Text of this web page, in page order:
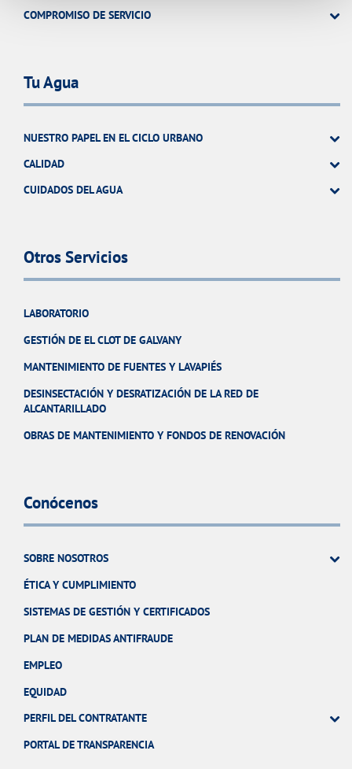
COMPROMISO DE SERVICIO
Tu Agua
NUESTRO PAPEL EN EL CICLO URBANO
CALIDAD
CUIDADOS DEL AGUA
Otros Servicios
LABORATORIO
GESTIÓN DE EL CLOT DE GALVANY
MANTENIMIENTO DE FUENTES Y LAVAPIÉS
DESINSECTACIÓN Y DESRATIZACIÓN DE LA RED DE
ALCANTARILLADO
OBRAS DE MANTENIMIENTO Y FONDOS DE RENOVACIÓN
Conócenos
SOBRE NOSOTROS
ÉTICA Y CUMPLIMIENTO
SISTEMAS DE GESTIÓN Y CERTIFICADOS
PLAN DE MEDIDAS ANTIFRAUDE
EMPLEO
EQUIDAD
PERFIL DEL CONTRATANTE
PORTAL DE TRANSPARENCIA